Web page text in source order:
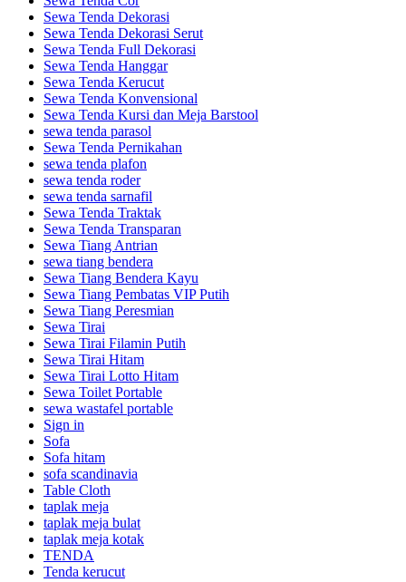
Sewa Tenda Dekorasi
Sewa Tenda Dekorasi Serut
Sewa Tenda Full Dekorasi
Sewa Tenda Hanggar
Sewa Tenda Kerucut
Sewa Tenda Konvensional
Sewa Tenda Kursi dan Meja Barstool
sewa tenda parasol
Sewa Tenda Pernikahan
sewa tenda plafon
sewa tenda roder
sewa tenda sarnafil
Sewa Tenda Traktak
Sewa Tenda Transparan
Sewa Tiang Antrian
sewa tiang bendera
Sewa Tiang Bendera Kayu
Sewa Tiang Pembatas VIP Putih
Sewa Tiang Peresmian
Sewa Tirai
Sewa Tirai Filamin Putih
Sewa Tirai Hitam
Sewa Tirai Lotto Hitam
Sewa Toilet Portable
sewa wastafel portable
Sign in
Sofa
Sofa hitam
sofa scandinavia
Table Cloth
taplak meja
taplak meja bulat
taplak meja kotak
TENDA
Tenda kerucut